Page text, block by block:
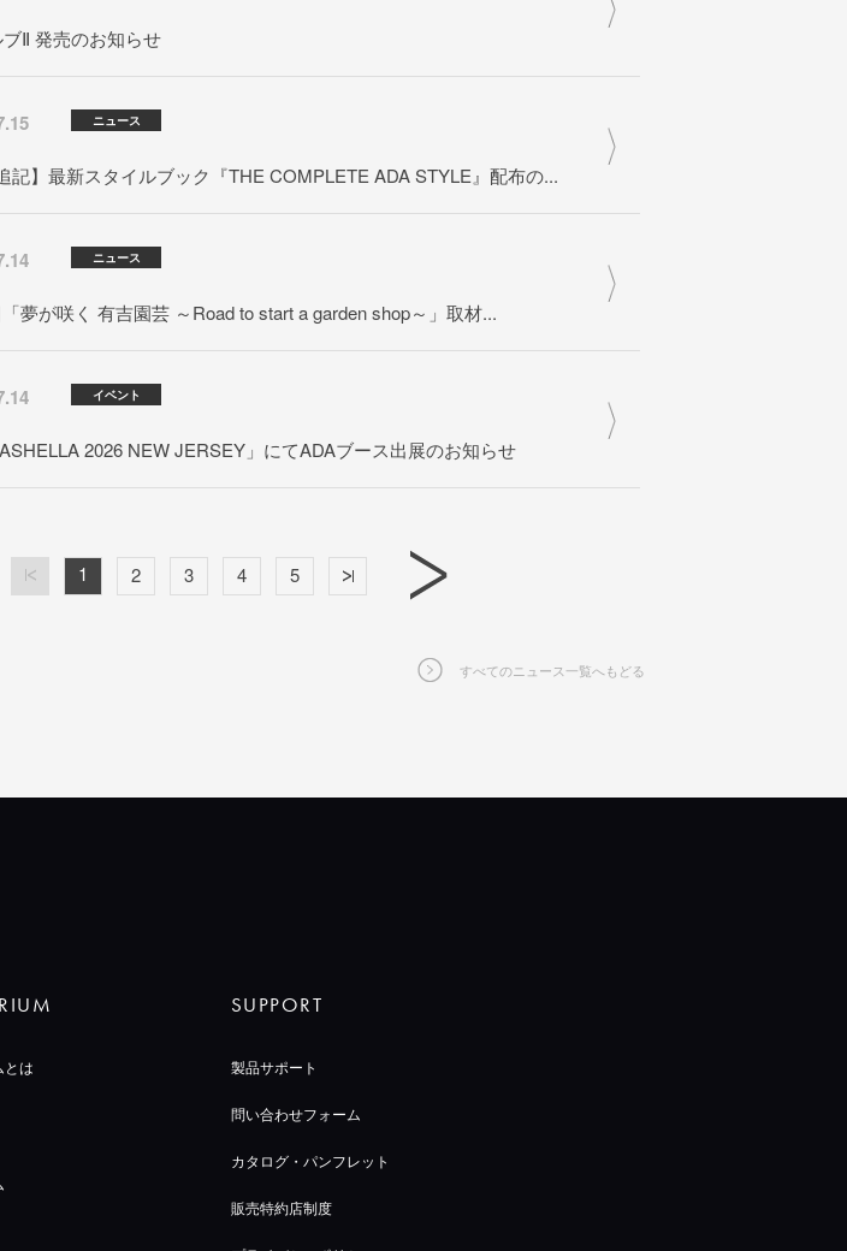
ブⅡ 発売のお知らせ
ニュース
記】最新スタイルブック『THE COMPLETE ADA STYLE』配布の...
ニュース
夢が咲く 有吉園芸 ～Road to start a garden shop～」取材...
イベント
2026 NEW JERSEY」にてADAブース出展のお知らせ
1 2 3 4 5
すべてのニュース一覧へもどる
とは
SUPPORT
製品サポート
問い合わせフォーム
カタログ・パンフレット
販売特約店制度